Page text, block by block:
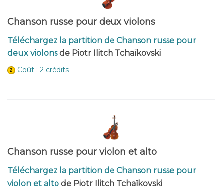
Chanson russe pour deux violons
Téléchargez la partition de Chanson russe pour
deux violonsde Piotr Ilitch Tchaïkovski
Coût : 2 crédits
Chanson russe pour violon et alto
Téléchargez la partition de Chanson russe pour
violon et alto de Piotr Ilitch Tchaïkovski